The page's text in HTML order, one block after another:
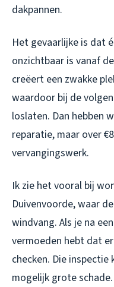
dakpannen.
Het gevaarlijke is dat
onzichtbaar is vanaf
creëert een zwakke
waardoor bij de
loslaten. Dan hebben
reparatie, maar over
vervangingswerk.
Ik zie het vooral bij
Duivenvoorde, waar
windvang. Als je na
vermoeden hebt dat
checken. Die
mogelijk grote schade.